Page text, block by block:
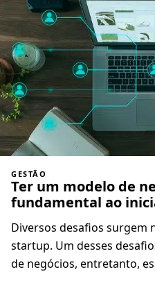
GESTÃO
Ter um modelo de
fundamental ao
Diversos desafios surgem
startup. Um desses
de negócios, entretanto,